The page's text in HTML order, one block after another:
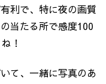
利で、特に夜の画質
当たる所で感度100
！
て、一緒に写真のあ